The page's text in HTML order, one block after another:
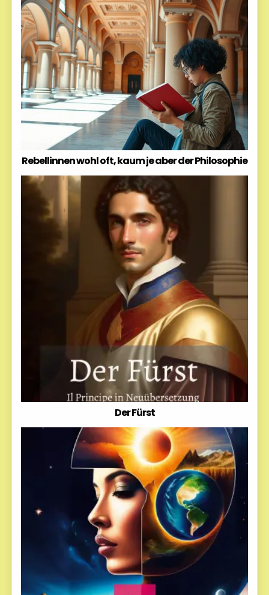
Rebellinnen wohl oft, kaum je aber der Philosophie
Der Fürst